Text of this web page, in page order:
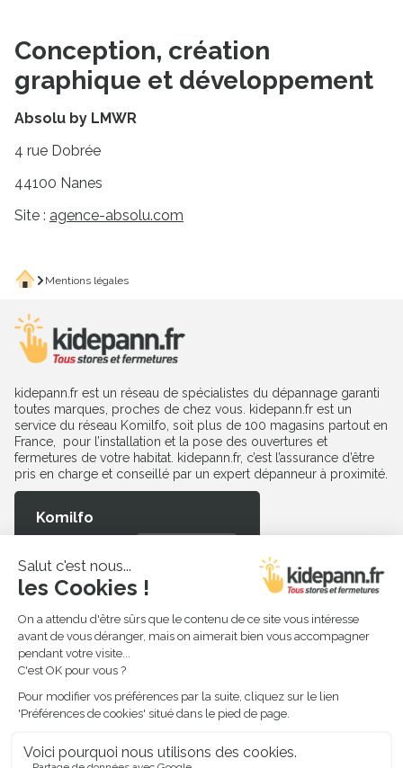
Conception, création
graphique et développement
Absolu by LMWR
4 rue Dobrée
44100 Nanes
Site : agence-absolu.com
Accueil
Mentions légales
kidepann.fr est un réseau de spécialistes du dépannage garanti
toutes marques, proches de chez vous. kidepann.fr est un
service du réseau Komilfo, soit plus de 100 magasins partout en
France, pour l’installation et la pose des ouvertures et
fermetures de votre habitat. kidepann.fr, c’est l’assurance d’être
pris en charge et conseillé par un expert dépanneur à proximité.
Komilfo
Produits à dépanner
Volet roulant
Fenêtre et baie vitrée
Store intérieur et extérieur
Pergola et toit terrasse